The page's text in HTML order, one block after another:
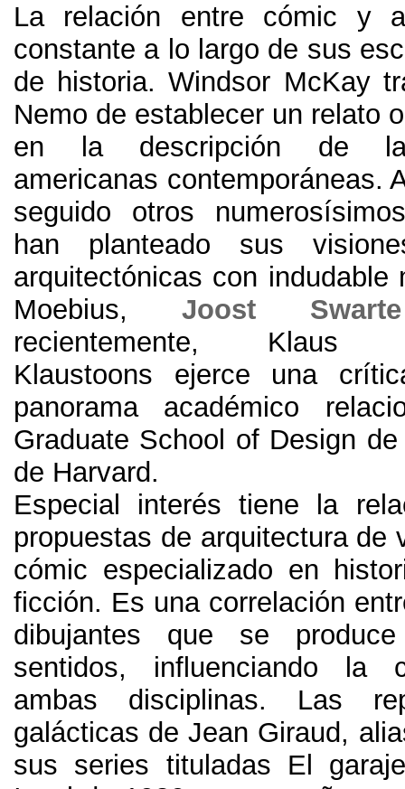
La relación entre cómic y
constante a lo largo de sus
de historia.Windsor McKay
Nemo de establecer un relato
en la descripción de
americanas contemporáneas.
seguido otros
han planteado sus
arquitectónicas con indudable
Moebius,Joost Swarte
recientemente, Klaus
Klaustoons ejerce una
panorama académico
Graduate School of Design
de Harvard.
Especial interés tiene la
propuestas de arquitectura de
cómic especializado en
ficción. Es una correlación
dibujantes que se
sentidos, influenciando la
ambas disciplinas. Las
galácticas de Jean Giraud,
sus series tituladas El